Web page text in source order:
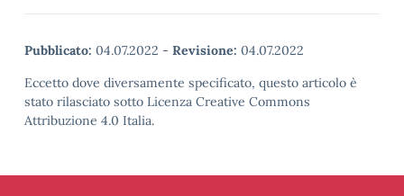
Pubblicato: 04.07.2022 - Revisione: 04.07.2022
Eccetto dove diversamente specificato, questo articolo è
stato rilasciato sotto Licenza Creative Commons
Attribuzione 4.0 Italia.